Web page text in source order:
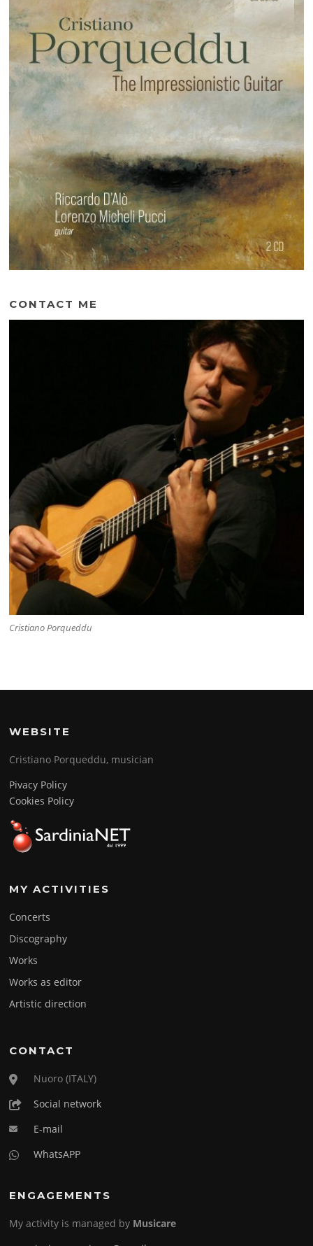
CONTACT ME
Cristiano Porqueddu
WEBSITE
Cristiano Porqueddu, musician
Pivacy Policy
Cookies Policy
MY ACTIVITIES
Concerts
Discography
Works
Works as editor
Artistic direction
CONTACT
Nuoro (ITALY)
Social network
E-mail
WhatsAPP
ENGAGEMENTS
My activity is managed by Musicare